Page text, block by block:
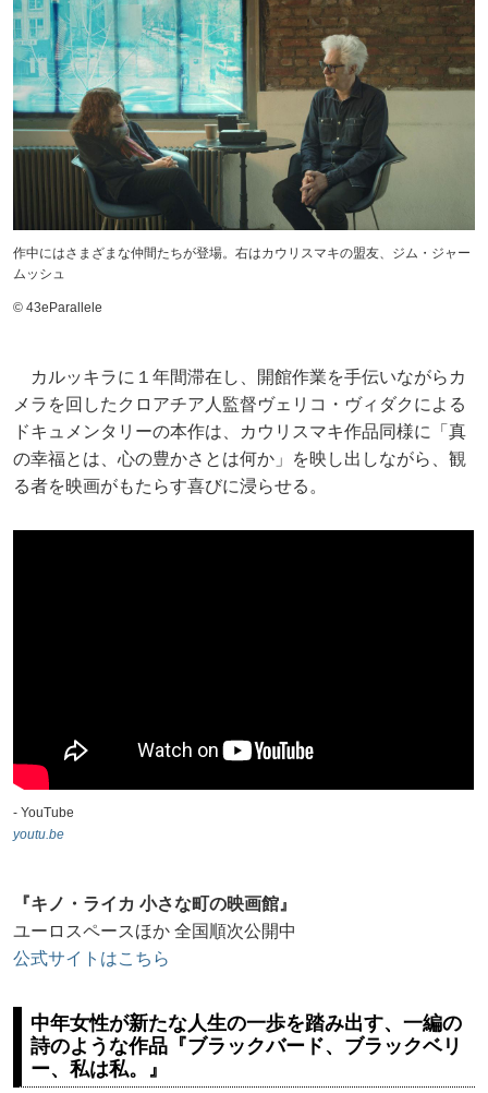
作中にはさまざまな仲間たちが登場。右はカウリスマキの盟友、ジム・ジャー
ムッシュ
© 43eParallele
カルッキラに１年間滞在し、開館作業を手伝いながらカ
メラを回したクロアチア人監督ヴェリコ・ヴィダクによる
ドキュメンタリーの本作は、カウリスマキ作品同様に「真
の幸福とは、心の豊かさとは何か」を映し出しながら、観
る者を映画がもたらす喜びに浸らせる。
- YouTube
youtu.be
『キノ・ライカ 小さな町の映画館』
ユーロスペースほか 全国順次公開中
公式サイトはこちら
中年女性が新たな人生の一歩を踏み出す、一編の
詩のような作品『ブラックバード、ブラックベリ
ー、私は私。』